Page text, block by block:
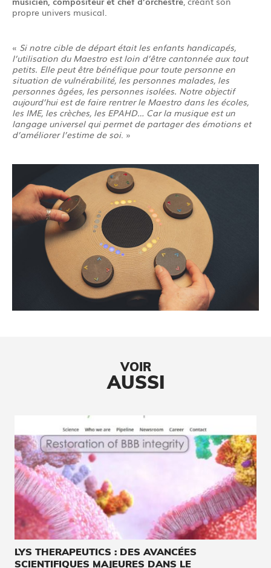
propre univers musical.
« Si notre cible de départ était les enfants handicapés,
l’utilisation du Maestro est loin d’être cantonnée aux tout
petits. Elle peut être bénéfique pour toute personne en
situation de vulnérabilité, les personnes malades, les
personnes âgées, les personnes isolées. Notre objectif
aujourd’hui est de faire rentrer le Maestro dans les écoles,
les IME, les crèches, les EPAHD… Car la musique est un
langage universel qui permet de partager des émotions et
d’améliorer l’estime de soi. »
VOIR
AUSSI
LYS THERAPEUTICS : DES AVANCÉES
SCIENTIFIQUES MAJEURES DANS LE